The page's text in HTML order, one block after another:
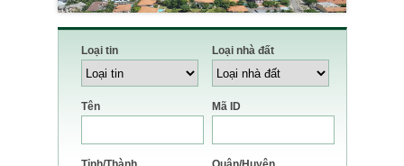
Loại tin Loại nhà đất
Tên Mã ID